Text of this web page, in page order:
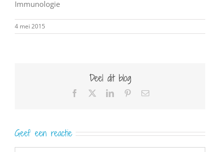
Immunologie
4 mei 2015
Deel dit blog
Facebook LinkedInPinterest
E-
Geef een reactie